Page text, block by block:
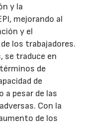
y la
mejorando al
y el
los trabajadores.
se traduce en
de
de
a pesar de las
Con la
de los